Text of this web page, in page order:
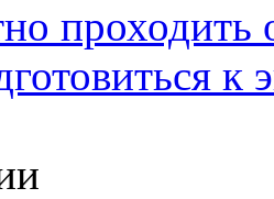
проходить
к